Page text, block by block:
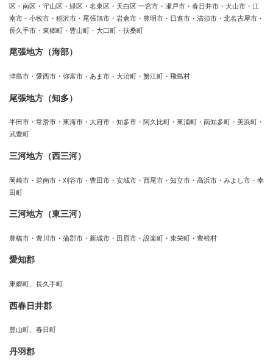
区・南区・守山区・緑区・名東区・天白区 一宮市・瀬戸市・春日井市・犬山市・江
南市・小牧市・稲沢市・尾張旭市・岩倉市・豊明市・日進市・清須市・北名古屋市・
長久手市・東郷町・豊山町・大口町・扶桑町
尾張地方（海部）
津島市・愛西市・弥富市・あま市・大治町・蟹江町・飛島村
尾張地方（知多）
半田市・常滑市・東海市・大府市・知多市・阿久比町・東浦町・南知多町・美浜町・
武豊町
三河地方（西三河）
岡崎市・碧南市・刈谷市・豊田市・安城市・西尾市・知立市・高浜市・みよし市・幸
田町
三河地方（東三河）
豊橋市・豊川市・蒲郡市・新城市・田原市・設楽町・東栄町・豊根村
愛知郡
東郷町、長久手町
西春日井郡
豊山町、春日町
丹羽郡